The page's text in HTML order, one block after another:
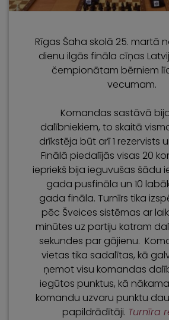
Rīgas Šaha skolā 25. martā
dienu ilgās fināla cīņas
čempionātam bērniem
vecumam.
Komandas sastāvā
dalībniekiem, to skaitā
drīkstēja būt arī 1 rezervists
Finālā piedalījās visas 20
iepriekš bija ieguvušas šādu
gada pusfināla un 10
gada fināla. Turnīrs tika
pēc Šveices sistēmas ar
minūtes uz partiju katram
sekundes par gājienu.
vietas tika sadalītas, kā
ņemot visu komandas
iegūtos punktus, kā
komandu uzvaru punktu
papildrādītāji. Turnīra